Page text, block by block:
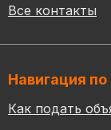
Все контакты
Навигация по
Как подать